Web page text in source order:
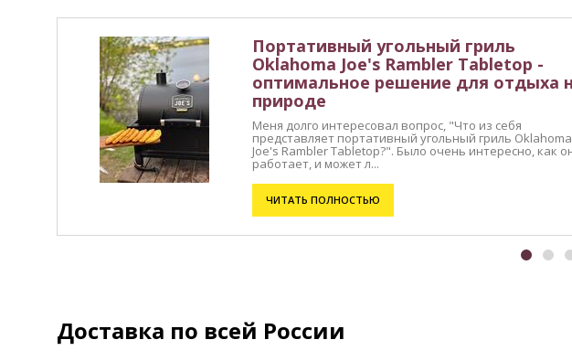
Портативный угольный гриль
Oklahoma Joe's Rambler Tabletop -
оптимальное решение для отдыха
природе
Меня долго интересовал вопрос, "Что из себя
представляет портативный угольный гриль Oklahoma
Joe's Rambler Tabletop?". Было очень интересно, как
работает, и может л...
ЧИТАТЬ ПОЛНОСТЬЮ
Доставка по всей России